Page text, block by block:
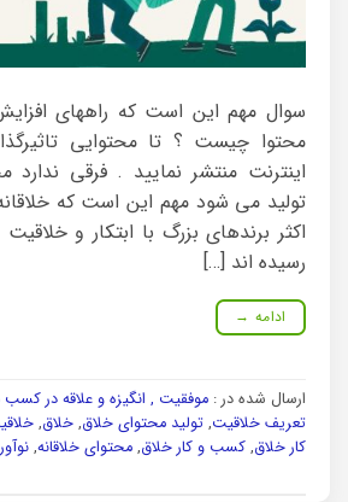
سوال مهم این است که راههای
محتوا چیست ؟ تا محتوایی
اینترنت منتشر نمایید . فرقی ندارد
تولید می شود مهم این است که
اکثر برندهای بزرگ با ابتکار و
رسیده اند […]
ادامه →
ارسال شده در : موفقیت , انگیزه و علاقه در کسب
تعریف خلاقیت, تولید محتوای خلاق, خلاق,
کار خلاق, کسب و کار خلاق, محتوای خلاقانه,